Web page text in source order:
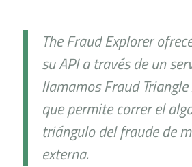
The Fraud Explorer
su API a través de un
llamamos Fraud Triangle
que permite correr el
triángulo del fraude de
externa.